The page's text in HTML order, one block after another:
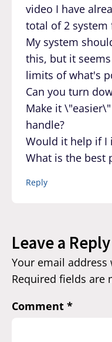
video I have
total of 2 system
My system
this, but it
limits of what's
Can you turn
Make it
handle?
Would it help if I
What is the best
Reply
Leave a Reply
Your email
Required fields are
Comment *